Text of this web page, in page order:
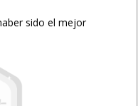
sido el mejor